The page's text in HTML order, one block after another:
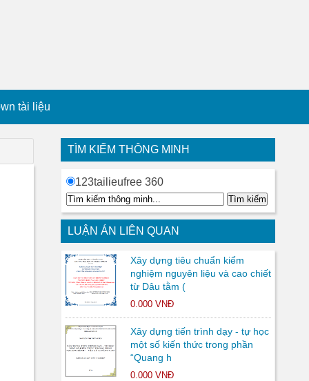
tài liệu
TÌM KIẾM THÔNG MINH
123tailieufree 360
LUẬN ÁN LIÊN QUAN
Xây dựng tiêu chuẩn kiểm
nghiệm nguyên liệu và cao chiết
từ Dâu tằm (
0.000 VNĐ
Xây dựng tiến trình dạy - tự học
một số kiến thức trong phần
“Quang h
0.000 VNĐ